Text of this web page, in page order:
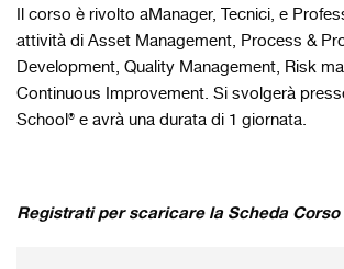
Il corso è rivolto aManager, Tecnici, e
attività di Asset Management, Process &
Development, Quality Management, Risk
Continuous Improvement. Si svolgerà
School® e avrà una durata di 1 giornata.
Registrati per scaricare la Scheda